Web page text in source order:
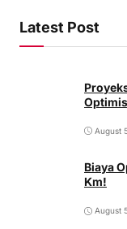
Latest Post
August
Biaya
Km!
August